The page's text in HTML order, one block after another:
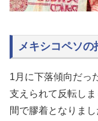
メキシコペソ
1月に下落傾向だっ
支えられて反転しま
間で膠着となりまし